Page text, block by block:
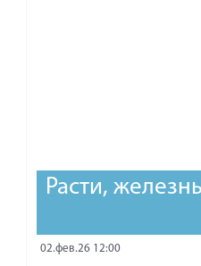
Расти,
02.фев.26 12:00